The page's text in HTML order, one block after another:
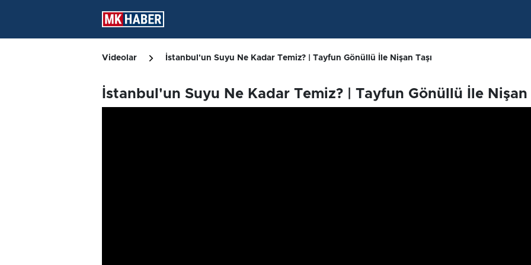
Videolar İstanbul'un Suyu Ne Kadar Temiz? | Tayfun Gönüllü İle Nişan Taşı
İstanbul'un Suyu Ne Kadar Temiz? | Tayfun Gönüllü İle Nişan